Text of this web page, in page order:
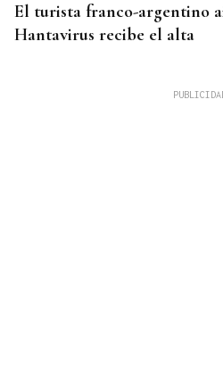
El turista franco-argentino
Hantavirus recibe el alta